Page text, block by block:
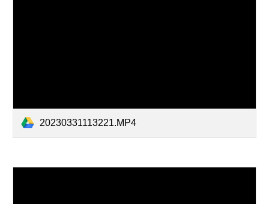
20230331113221.MP4